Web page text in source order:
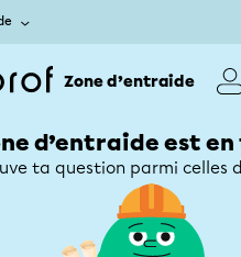
Zone d’entraide
d’entraide est
ta question parmi celles